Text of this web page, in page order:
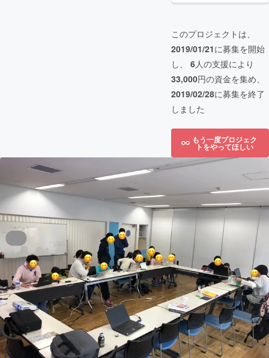
このプロジェクトは、
2019/01/21に募集を開始
し、 6人の支援により
33,000円の資金を集め、
2019/02/28に募集を終了
しました
もう一度プロジェク
トをやってほしい